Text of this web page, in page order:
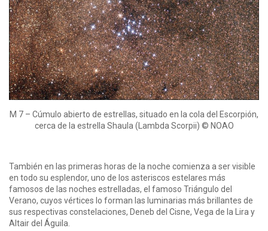
M 7 – Cúmulo abierto de estrellas, situado en la cola del Escorpión,
cerca de la estrella Shaula (Lambda Scorpii) © NOAO
También en las primeras horas de la noche comienza a ser visible
en todo su esplendor, uno de los asteriscos estelares más
famosos de las noches estrelladas, el famoso Triángulo del
Verano, cuyos vértices lo forman las luminarias más brillantes de
sus respectivas constelaciones, Deneb del Cisne, Vega de la Lira y
Altair del Águila.